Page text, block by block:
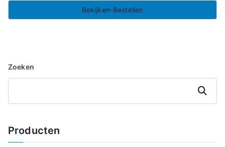
Bekijken-Bestellen
Zoeken
Zoeken
Producten